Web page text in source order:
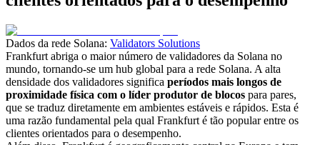
Dados da rede Solana: Validators Solutions
Frankfurt abriga o maior número de validadores da Solana no
mundo, tornando-se um hub global para a rede Solana. A alta
densidade dos validadores significa períodos mais longos de
proximidade física com o líder produtor de blocos para pares,
que se traduz diretamente em ambientes estáveis e rápidos. Esta é
uma razão fundamental pela qual Frankfurt é tão popular entre os
clientes orientados para o desempenho.